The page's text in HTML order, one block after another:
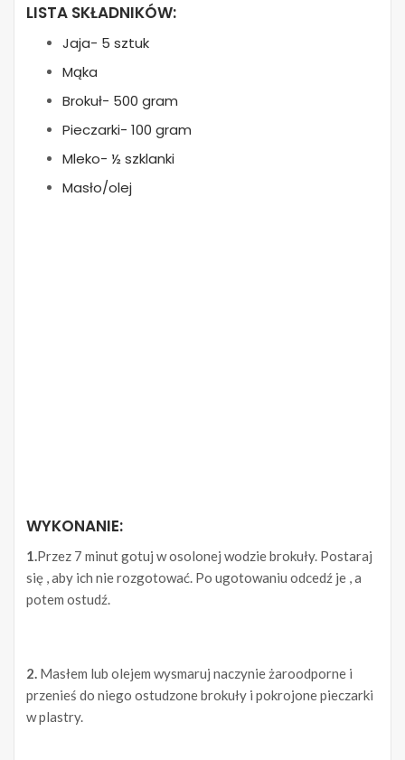
LISTA SKŁADNIKÓW:
Jaja- 5 sztuk
Mąka
Brokuł- 500 gram
Pieczarki- 100 gram
Mleko- ½ szklanki
Masło/olej
WYKONANIE:
1.Przez 7 minut gotuj w osolonej wodzie brokuły. Postaraj
się , aby ich nie rozgotować. Po ugotowaniu odcedź je , a
potem ostudź.
2. Masłem lub olejem wysmaruj naczynie żaroodporne i
przenieś do niego ostudzone brokuły i pokrojone pieczarki
w plastry.